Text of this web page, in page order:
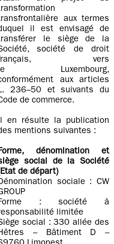
aux termes
il est envisagé de
le siège de la
société de droit
vers
Luxembourg,
aux articles
236–50 et suivants du
de commerce.
en résulte la publication
mentions suivantes :
dénomination et
social de la Société
de départ)
sociale : CW
: société à
limitée
social : 330 allée des
– Bâtiment D –